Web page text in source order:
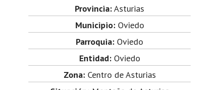
Provincia:Asturias
Municipio:Oviedo
Parroquia: Oviedo
Entidad:Oviedo
Zona:Centro de Asturias